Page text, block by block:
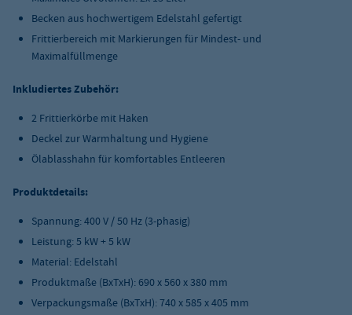
Becken aus hochwertigem Edelstahl gefertigt
Frittierbereich mit Markierungen für Mindest- und
Maximalfüllmenge
Inkludiertes Zubehör:
2 Frittierkörbe mit Haken
Deckel zur Warmhaltung und Hygiene
Ölablasshahn für komfortables Entleeren
Produktdetails:
Spannung: 400 V / 50 Hz (3-phasig)
Leistung: 5 kW + 5 kW
Material: Edelstahl
Produktmaße (BxTxH): 690 x 560 x 380 mm
Verpackungsmaße (BxTxH): 740 x 585 x 405 mm